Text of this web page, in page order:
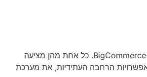
למסחר אלקטרוני הוא בחירת הפלטפורמה המתאימה. ישנן אפשרויות רבות בשוק, כגון Shopify, WooCommerce, Magento, ו-BigCommerce. כל אחת מהן מציעה
הרחבה העתידיות, את מערכת